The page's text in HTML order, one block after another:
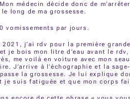
médecin décide donc de
long de ma grossesse.
vomissements par jours.
2021, j’ai rdv pour la première
je bois mon litre d’eau avant le
me voilà en voiture avec mon
J’arrive à l’échographie et la
la grossesse. Je lui explique
je suis fatiguée et que mon corps